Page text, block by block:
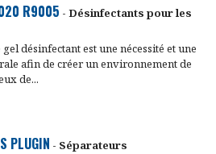
R9005 - Désinfectants pour les
désinfectant est une nécessité et une
afin de créer un environnement de
de...
PLUGIN - Séparateurs